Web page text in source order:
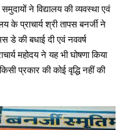
ने विद्यालय की व्यवस्था एवं
के प्राचार्य श्री तापस बनर्जी ने
डे की बधाई दी एवं नववर्ष
महोदय ने यह भी घोषणा किया
प्रकार की कोई वृद्धि नहीं की